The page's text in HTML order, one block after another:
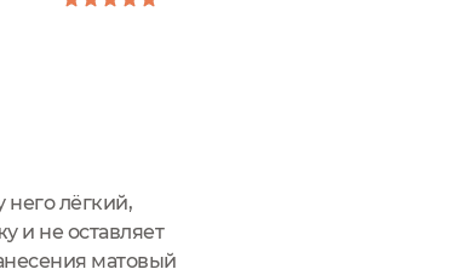
него лёгкий,
и не оставляет
матовый